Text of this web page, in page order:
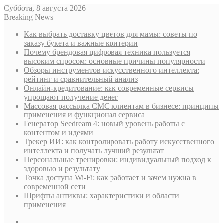
Суббота, 8 августа 2026
Breaking News
Как выбрать доставку цветов для мамы: советы по
заказу букета и важные критерии
Почему брендовая цифровая техника пользуется
высоким спросом: основные причины популярности
Обзоры инструментов искусственного интеллекта:
рейтинг и сравнительный анализ
Онлайн-кредитование: как современные сервисы
упрощают получение денег
Массовая рассылка СМС клиентам в бизнесе: принципы
применения и функционал сервиса
Генератор Seedream 4: новый уровень работы с
контентом и идеями
Трекер ИИ: как контролировать работу искусственного
интеллекта и получать лучший результат
Персональные тренировки: индивидуальный подход к
здоровью и результату
Точка доступа Wi-Fi: как работает и зачем нужна в
современной сети
Шрифты антиквы: характеристики и области
применения